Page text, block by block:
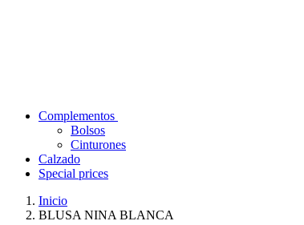
Complementos
Bolsos
Cinturones
Calzado
Special prices
Inicio
BLUSA NINA BLANCA